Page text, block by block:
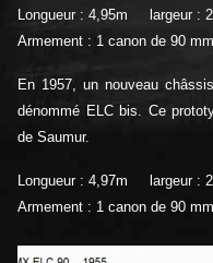
Longueur : 4,95m largeur
Armement : 1 canon de 90
En 1957, un nouveau
dénommé ELC bis. Ce
de Saumur.
Longueur : 4,97m largeur
Armement : 1 canon de 90